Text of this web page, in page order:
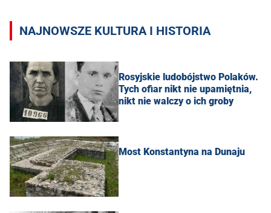
NAJNOWSZE KULTURA I HISTORIA
Rosyjskie ludobójstwo Polaków.
Tych ofiar nikt nie upamiętnia,
nikt nie walczy o ich groby
Most Konstantyna na Dunaju